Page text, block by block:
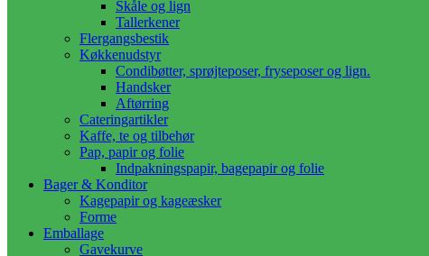
Skåle og lign
Tallerkener
Flergangsbestik
Køkkenudstyr
Condibøtter, sprøjteposer, fryseposer og lign.
Handsker
Aftørring
Cateringartikler
Kaffe, te og tilbehør
Pap, papir og folie
Indpakningspapir, bagepapir og folie
Bager & Konditor
Kagepapir og kageæsker
Forme
Emballage
Gavekurve